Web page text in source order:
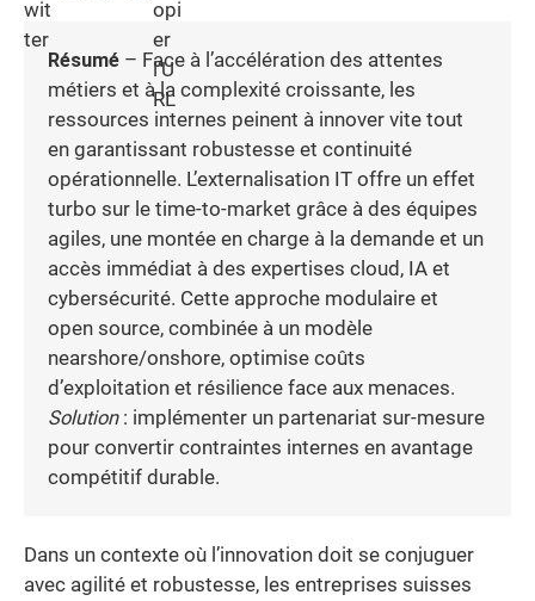
Résumé – Face à l’accélération des attentes
métiers et à la complexité croissante, les
ressources internes peinent à innover vite tout
en garantissant robustesse et continuité
opérationnelle. L’externalisation IT offre un effet
turbo sur le time-to-market grâce à des équipes
agiles, une montée en charge à la demande et un
accès immédiat à des expertises cloud, IA et
cybersécurité. Cette approche modulaire et
open source, combinée à un modèle
nearshore/onshore, optimise coûts
d’exploitation et résilience face aux menaces.
Solution: implémenter un partenariat sur-mesure
pour convertir contraintes internes en avantage
compétitif durable.
Dans un contexte où l’innovation doit se conjuguer
avec agilité et robustesse, les entreprises suisses